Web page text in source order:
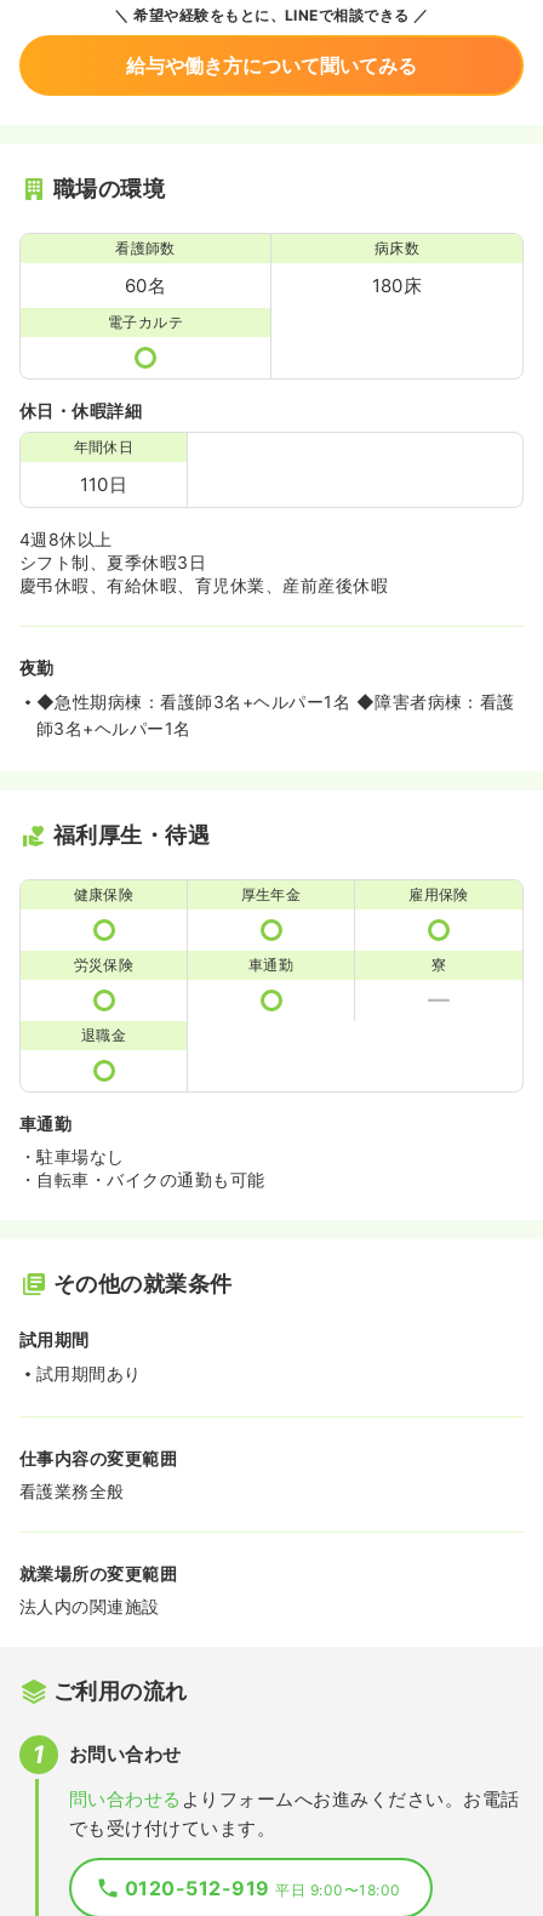
希望や経験をもとに、LINEで相談できる
給与や働き方について聞いてみる
職場の環境
看護師数
60名
病床数
180床
電子カルテ
休日・休暇詳細
年間休日
110日
4週8休以上
シフト制、夏季休暇3日
慶弔休暇、有給休暇、育児休業、産前産後休暇
夜勤
◆急性期病棟：看護師3名+ヘルパー1名 ◆障害者病棟：看護
師3名+ヘルパー1名
福利厚生・待遇
健康保険 厚生年金 雇用保険
労災保険 車通勤 寮
退職金
車通勤
・駐車場なし
・自転車・バイクの通勤も可能
その他の就業条件
試用期間
試用期間あり
仕事内容の変更範囲
看護業務全般
就業場所の変更範囲
法人内の関連施設
ご利用の流れ
お問い合わせ
問い合わせる よりフォームへお進みください。お電話
でも受け付けています。
0120-512-919平日 9:00〜18:00